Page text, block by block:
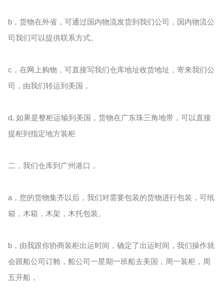
b，货物在外省，可通过国内物流发货到我们公司，国内物流公
司我们可以提供联系方式。
c，在网上购物，可直接写我们仓库地址收货地址，寄来我们公
司，由我们转运到美国，
d, 如果是整柜运输到美国，货物在广东珠三角地带，可以直接
提柜到指定地方装柜
二，我们仓库到广州港口，
a，您的货物集齐以后，我们对需要包装的货物进行包装，可纸
箱，木箱，木架，木托包装。
b，由我跟你协商装柜出运时间，确定了出运时间，我们操作就
会跟船公司订舱，船公司一星期一班船去美国，周一装柜，周
五开船，